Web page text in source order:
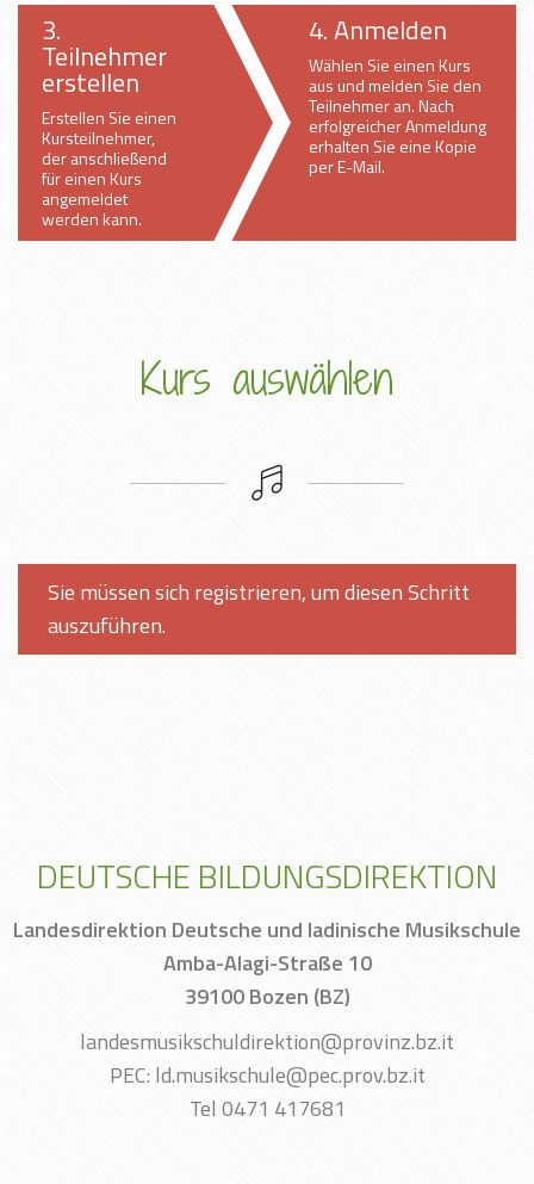
3.
Teilnehmer
erstellen
Erstellen Sie einen
Kursteilnehmer,
der anschließend
für einen Kurs
angemeldet
werden kann.
4. Anmelden
Wählen Sie einen Kurs
aus und melden Sie den
Teilnehmer an. Nach
erfolgreicher Anmeldung
erhalten Sie eine Kopie
per E-Mail.
Kurs auswählen
Sie müssen sich registrieren, um diesen Schritt
auszuführen.
DEUTSCHE BILDUNGSDIREKTION
Landesdirektion Deutsche und ladinische Musikschule
Amba-Alagi-Straße 10
39100 Bozen (BZ)
landesmusikschuldirektion@provinz.bz.it
PEC: ld.musikschule@pec.prov.bz.it
Tel 0471 417681